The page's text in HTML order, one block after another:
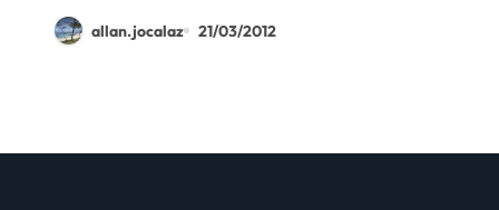
allan.jocalaz 21/03/2012